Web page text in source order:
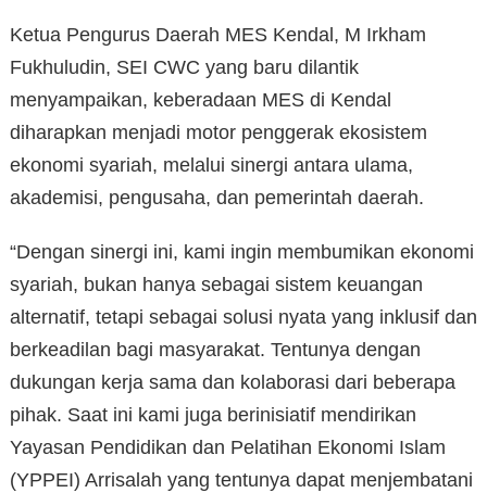
Ketua Pengurus Daerah MES Kendal, M Irkham
Fukhuludin, SEI CWC yang baru dilantik
menyampaikan, keberadaan MES di Kendal
diharapkan menjadi motor penggerak ekosistem
ekonomi syariah, melalui sinergi antara ulama,
akademisi, pengusaha, dan pemerintah daerah.
“Dengan sinergi ini, kami ingin membumikan ekonomi
syariah, bukan hanya sebagai sistem keuangan
alternatif, tetapi sebagai solusi nyata yang inklusif dan
berkeadilan bagi masyarakat. Tentunya dengan
dukungan kerja sama dan kolaborasi dari beberapa
pihak. Saat ini kami juga berinisiatif mendirikan
Yayasan Pendidikan dan Pelatihan Ekonomi Islam
(YPPEI) Arrisalah yang tentunya dapat menjembatani